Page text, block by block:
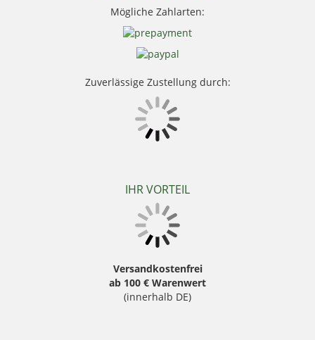
Sauer
Seeland
Skogen
Stanley
Thermo Function
Weisskirchen Locker
Wildlutscher
Mögliche Zahlarten:
Zuverlässige Zustellung durch:
IHR VORTEIL
Versandkostenfrei
ab 100 € Warenwert
(innerhalb DE)